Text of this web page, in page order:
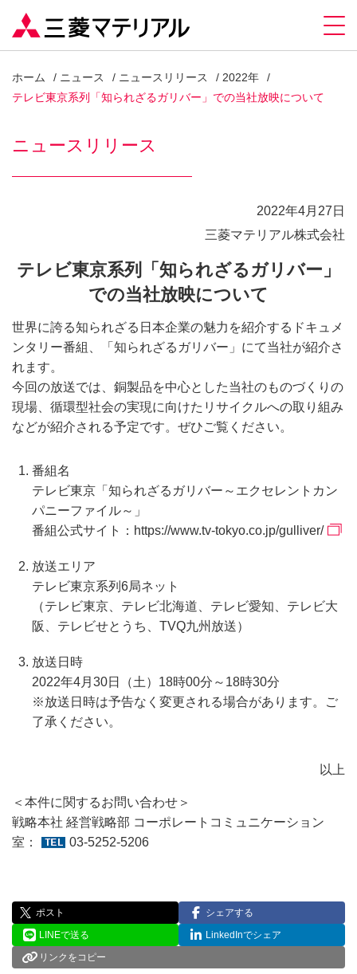
ホーム ニュース ニュースリリース
2022年
テレビ東京系列「知られざるガリバー」での当社放映について
ニュースリリース
2022年4月27日
三菱マテリアル株式会社
テレビ東京系列「知られざるガリバー」
での当社放映について
世界に誇る知られざる日本企業の魅力を紹介するドキュメ
ンタリー番組、「知られざるガリバー」にて当社が紹介さ
れます。
今回の放送では、銅製品を中心とした当社のものづくりの
現場、循環型社会の実現に向けたリサイクルへの取り組み
などが紹介される予定です。ぜひご覧ください。
番組名
テレビ東京「知られざるガリバー～エクセレントカン
パニーファイル～」
番組公式サイト： https://www.tv-tokyo.co.jp/gulliver/
放送エリア
テレビ東京系列6局ネット
（テレビ東京、テレビ北海道、テレビ愛知、テレビ大
阪、テレビせとうち、TVQ九州放送）
放送日時
2022年4月30日（土）18時00分～18時30分
※放送日時は予告なく変更される場合があります。ご
了承ください。
以上
＜本件に関するお問い合わせ＞
戦略本社 経営戦略部 コーポレートコミュニケーション
室：
03-5252-5206
ポスト
シェアする
LINEで送る
LinkedInでシェア
リンクをコピー